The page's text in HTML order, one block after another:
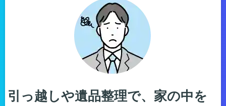
引っ越しや遺品整理で、家の中を